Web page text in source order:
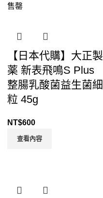
售罄
【日本代購】大正製
薬 新表飛鳴S Plus
整腸乳酸菌益生菌細
粒 45g
NT$600
查看內容